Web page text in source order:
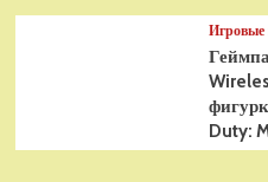
Игровые
Duty: